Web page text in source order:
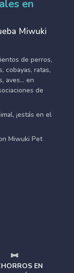
en
Miwuki
de perros,
cobayas, ratas,
aves... en
de
¡estás en el
Miwuki Pet
EN